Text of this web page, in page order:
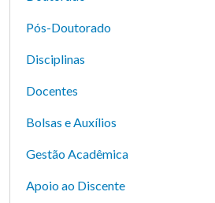
Pós-Doutorado
Disciplinas
Docentes
Bolsas e Auxílios
Gestão Acadêmica
Apoio ao Discente